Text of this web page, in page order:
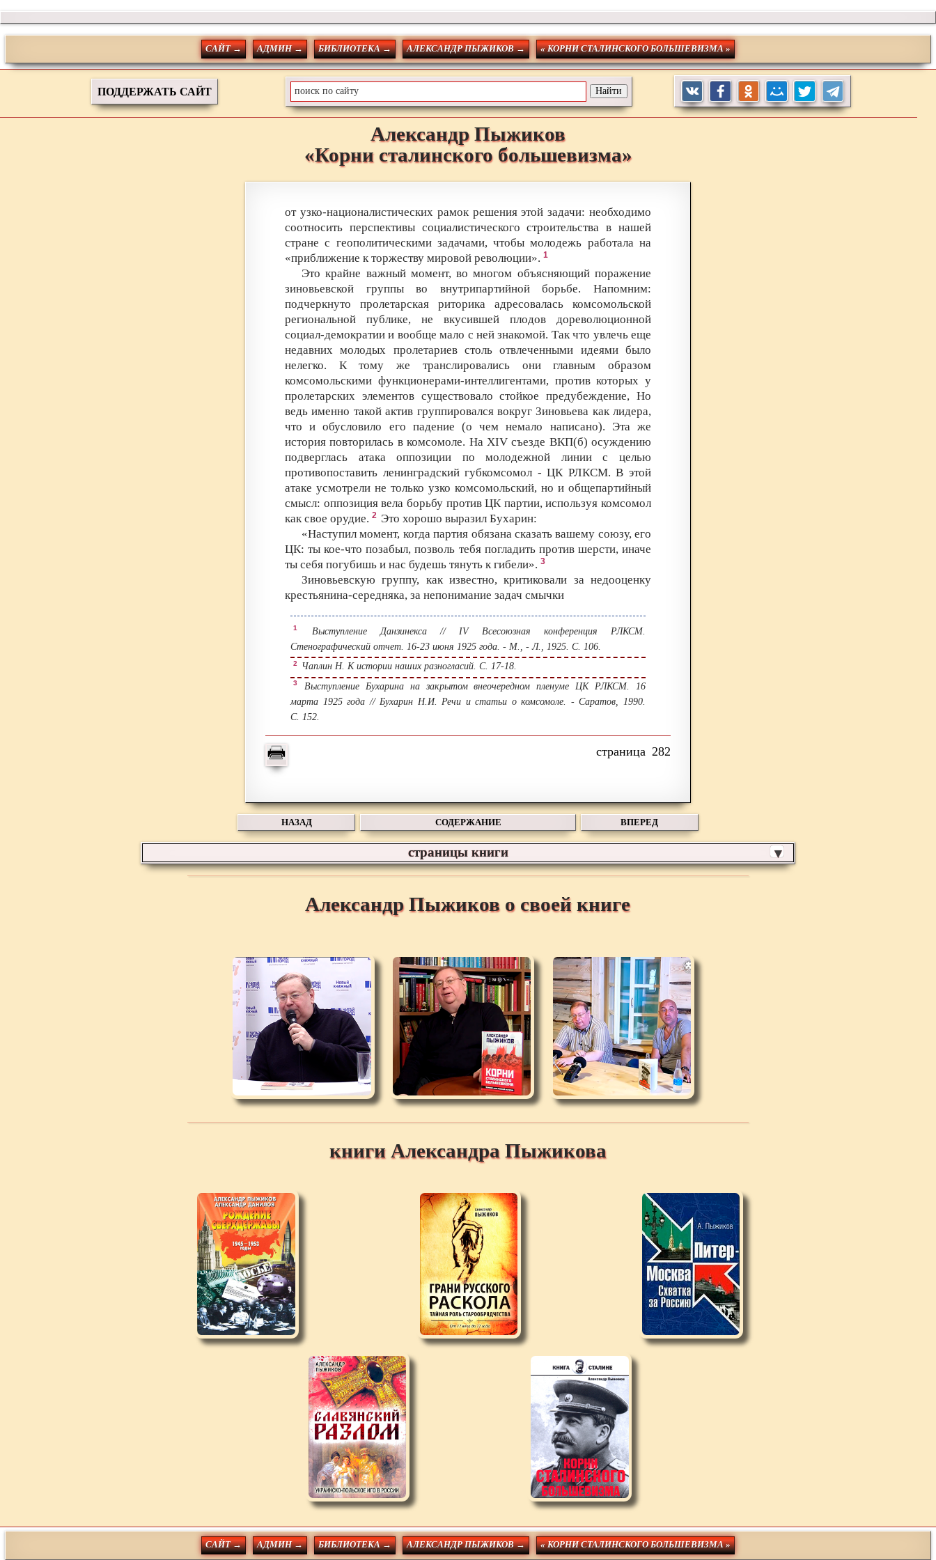
САЙТ → АДМИН → БИБЛИОТЕКА → АЛЕКСАНДР ПЫЖИКОВ → « КОРНИ СТАЛИНСКОГО БОЛЬШЕВИЗМА »
ПОДДЕРЖАТЬ САЙТ
Александр Пыжиков
«Корни сталинского большевизма»
от узко-националистических рамок решения этой задачи: необходимо
соотносить перспективы социалистического строительства в нашей
стране с геополитическими задачами, чтобы молодежь работала на
«приближение к торжеству мировой революции». 1
Это крайне важный момент, во многом объясняющий поражение
зиновьевской группы во внутрипартийной борьбе. Напомним:
подчеркнуто пролетарская риторика адресовалась комсомольской
региональной публике, не вкусившей плодов дореволюционной
социал-демократии и вообще мало с ней знакомой. Так что увлечь еще
недавних молодых пролетариев столь отвлеченными идеями было
нелегко. К тому же транслировались они главным образом
комсомольскими функционерами-интеллигентами, против которых у
пролетарских элементов существовало стойкое предубеждение, Но
ведь именно такой актив группировался вокруг Зиновьева как лидера,
что и обусловило его падение (о чем немало написано). Эта же
история повторилась в комсомоле. На XIV съезде ВКП(б) осуждению
подверглась атака оппозиции по молодежной линии с целью
противопоставить ленинградский губкомсомол - ЦК РЛКСМ. В этой
атаке усмотрели не только узко комсомольский, но и общепартийный
смысл: оппозиция вела борьбу против ЦК партии, используя комсомол
как свое орудие. 2
Это хорошо выразил Бухарин:
«Наступил момент, когда партия обязана сказать вашему союзу, его
ЦК: ты кое-что позабыл, позволь тебя погладить против шерсти, иначе
ты себя погубишь и нас будешь тянуть к гибели». 3
Зиновьевскую группу, как известно, критиковали за недооценку
крестьянина-середняка, за непонимание задач смычки
1
Выступление Данзинекса // IV Всесоюзная конференция РЛКСМ.
Стенографический отчет. 16-23 июня 1925 года. - М., - Л., 1925. С. 106.
2 Чаплин Н. К истории наших разногласий. С. 17-18.
3
Выступление Бухарина на закрытом внеочередном пленуме ЦК РЛКСМ. 16
марта 1925 года // Бухарин Н.И. Речи и статьи о комсомоле. - Саратов, 1990.
С. 152.
282
НАЗАД СОДЕРЖАНИЕ ВПЕРЕД
страницы книги ▼
Александр Пыжиков о своей книге
книги Александра Пыжикова
САЙТ → АДМИН → БИБЛИОТЕКА → АЛЕКСАНДР ПЫЖИКОВ → « КОРНИ СТАЛИНСКОГО БОЛЬШЕВИЗМА »